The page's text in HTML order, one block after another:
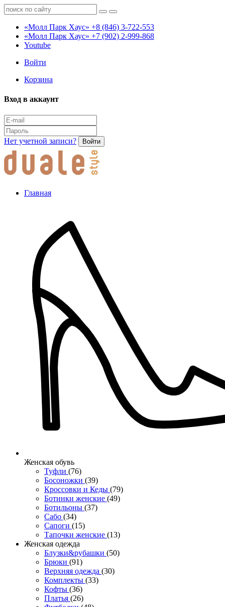
«Молл Парк Хаус» +8 (846) 3-722-553
«Молл Парк Хаус» +7 (902) 2-999-868
Youtube
Войти
Корзина
Вход в аккаунт
Нет учетной записи? Войти
Главная
Женcкая обувь
Туфли (76)
Босоножки (39)
Кроссовки и Кеды (79)
Ботинки женские (49)
Ботильоны (37)
Сабо (34)
Сапоги (15)
Тапочки женские (13)
Женская одежда
Блузки&рубашки (50)
Брюки (91)
Верхняя одежда (30)
Комплекты (33)
Кофты (36)
Платья (26)